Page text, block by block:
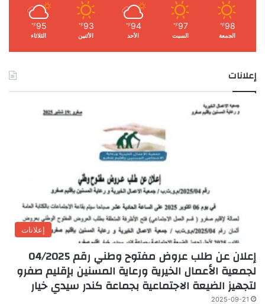
98
℉
الجمعة
97
℉
السبت
94
℉
الأحد
93
℉
الأثنين
95
℉
الثلاثاء
إعلانات
إعلانات
إعلان عن طلب عروض مفتوح وطني رقم 04/2025
لجمعية الأعمال الخيرية ورعاية المسنين بإقليم صفرو
لتجهيز الضيعة الاجتماعية بجماعة كندر سيدي خيار
2025-09-21